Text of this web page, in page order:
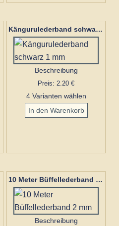
Kängurulederband schwarz 1 mm
Beschreibung
Preis: 2.20 €
4 Varianten wählen
10 Meter Büffellederband 2 mm
Beschreibung